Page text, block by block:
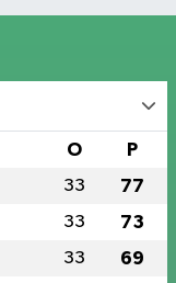
O P
33 77
33 73
33 69